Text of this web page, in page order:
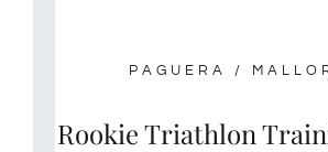
PAGUERA /
Rookie Triathlon